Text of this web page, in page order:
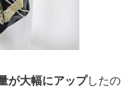
が大幅にアップしたの